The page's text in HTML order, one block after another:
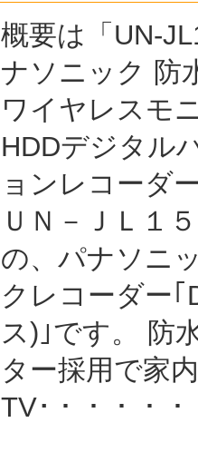
概要は「UN-
ナソニック 防
ワイヤレスモ
HDDデジタル
ョンレコーダ
ＵＮ－ＪＬ１
の、パナソニ
クレコーダー
ス)｣です。 防
ター採用で家
TV･・・・・